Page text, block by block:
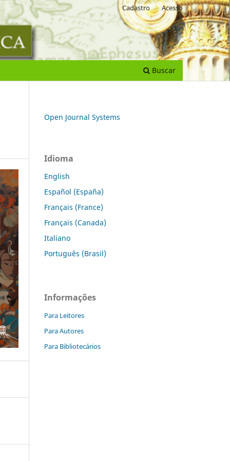
Buscar
Cadastro Acesso
Open Journal Systems
Idioma
English
Español (España)
Français (France)
Français (Canada)
Italiano
Português (Brasil)
Informações
Para Leitores
Para Autores
Para Bibliotecários